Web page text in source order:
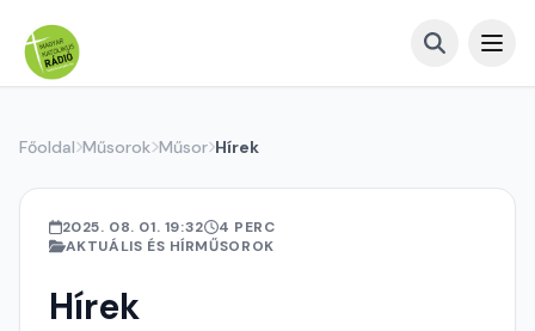
Főoldal Műsorok Műsor Hírek
2025. 08. 01. 19:32
4 PERC
AKTUÁLIS ÉS HÍRMŰSOROK
Hírek